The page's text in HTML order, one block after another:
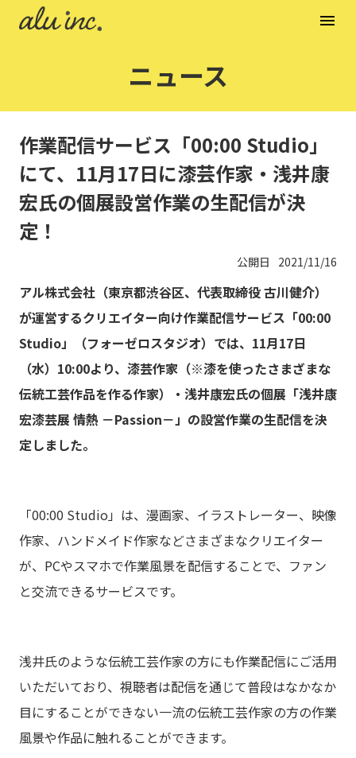
ニュース
作業配信サービス「00:00 Studio」
にて、11月17日に漆芸作家・浅井康
宏氏の個展設営作業の生配信が決
定！
公開日 2021/11/16
アル株式会社（東京都渋谷区、代表取締役 古川健介）
が運営するクリエイター向け作業配信サービス「00:00
Studio」（フォーゼロスタジオ）では、11月17日
（水）10:00より、漆芸作家（※漆を使ったさまざまな
伝統工芸作品を作る作家）・浅井康宏氏の個展「浅井康
宏漆芸展 情熱 －Passion－」の設営作業の生配信を決
定しました。
「00:00 Studio」は、漫画家、イラストレーター、映像
作家、ハンドメイド作家などさまざまなクリエイター
が、PCやスマホで作業風景を配信することで、ファン
と交流できるサービスです。
浅井氏のような伝統工芸作家の方にも作業配信にご活用
いただいており、視聴者は配信を通じて普段はなかなか
目にすることができない一流の伝統工芸作家の方の作業
風景や作品に触れることができます。
menu